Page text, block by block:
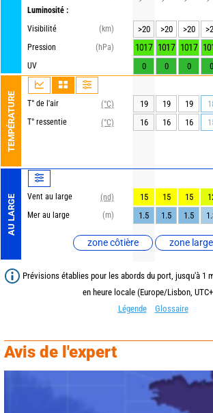
Luminosité :
Visibilité
(km)
Pression
(hPa)
UV
TEMPÉRATURE T° de l'air
(°C)
T° ressentie
(°C)
AU LARGE Vent au large
(nd)
Mer au large
(m)
zone côtière zone large
>20 >20 >20
1017 1017 1017
0 0 0 0
19 19 19
16
16 16
15 15 15
1.5
1.5 1.5
Prévisions établies pour les abords du port, jusqu'à 1
en heure locale (Europe/Lisbon,
Légende
Glossaire
Avis de l'expert